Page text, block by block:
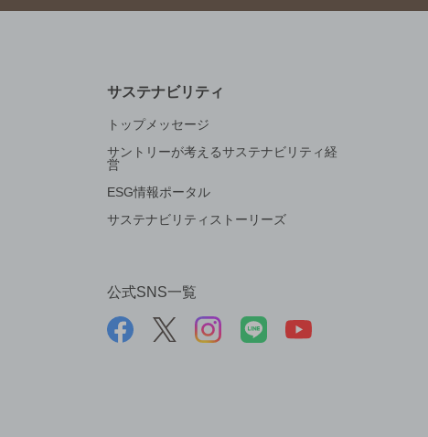
サステナビリティ
トップメッセージ
サントリーが考えるサステナビリティ経
営
ESG情報ポータル
サステナビリティストーリーズ
公式SNS一覧